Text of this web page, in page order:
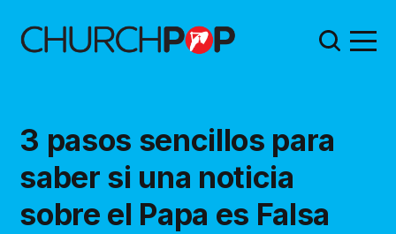
3 pasos sencillos para
saber si una noticia
sobre el Papa es Falsa